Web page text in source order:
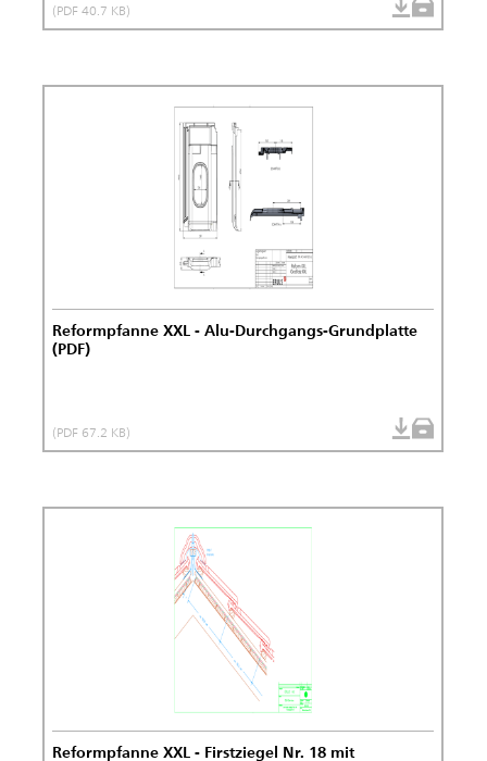
(PDF 40.7 KB)
Reformpfanne XXL - Alu-Durchgangs-Grundplatte
(PDF)
(PDF 67.2 KB)
Reformpfanne XXL - Firstziegel Nr. 18 mit